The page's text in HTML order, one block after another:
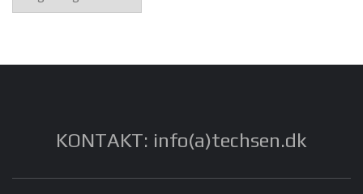
KONTAKT: info(a)techsen.dk